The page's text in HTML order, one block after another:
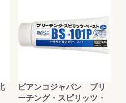
ビアンコジャパン ブリ
ーチング・スピリッツ・